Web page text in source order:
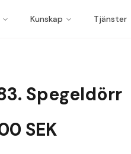
Kunskap Tjänster
Spegeldörr
SEK